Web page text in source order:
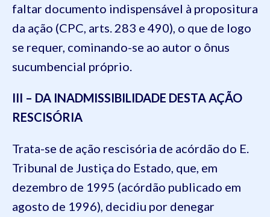
faltar documento indispensável à propositura
da ação (CPC, arts. 283 e 490), o que de logo
se requer, cominando-se ao autor o ônus
sucumbencial próprio.
III – DA INADMISSIBILIDADE DESTA AÇÃO
RESCISÓRIA
Trata-se de ação rescisória de acórdão do E.
Tribunal de Justiça do Estado, que, em
dezembro de 1995 (acórdão publicado em
agosto de 1996), decidiu por denegar